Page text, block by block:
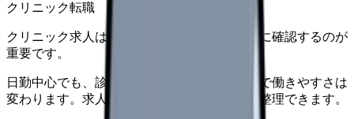
クリニック転職
クリニック求人は、勤務時間と人間関係を先に確認するのが
重要です。
日勤中心でも、診療科・院長方針・人数体制で働きやすさは
変わります。求人票だけで決める前に条件を整理できます。